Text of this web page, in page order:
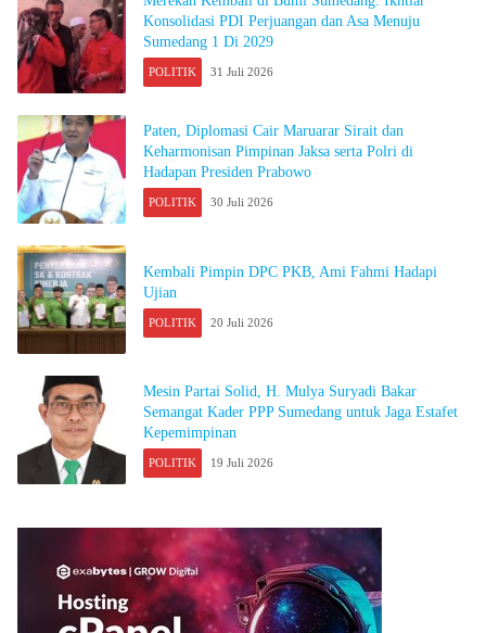
Konsolidasi PDI Perjuangan dan Asa Menuju
Sumedang 1 Di 2029
POLITIK 31 Juli 2026
Paten, Diplomasi Cair Maruarar Sirait dan
Keharmonisan Pimpinan Jaksa serta Polri di
Hadapan Presiden Prabowo
POLITIK 30 Juli 2026
Kembali Pimpin DPC PKB, Ami Fahmi Hadapi
Ujian
POLITIK 20 Juli 2026
Mesin Partai Solid, H. Mulya Suryadi Bakar
Semangat Kader PPP Sumedang untuk Jaga Estafet
Kepemimpinan
POLITIK 19 Juli 2026